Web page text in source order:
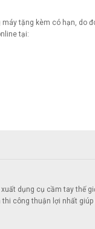
tặng kèm có hạn, do
tại:
dụng cụ cầm tay thế
công thuận lợi nhất giúp